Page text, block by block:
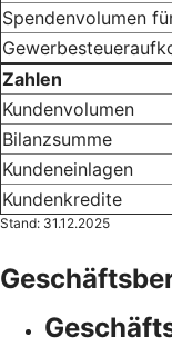
Spendenvolumen
Zahlen
Kundenvolumen
Bilanzsumme
Kundeneinlagen
Kundenkredite
Stand: 31.12.2025